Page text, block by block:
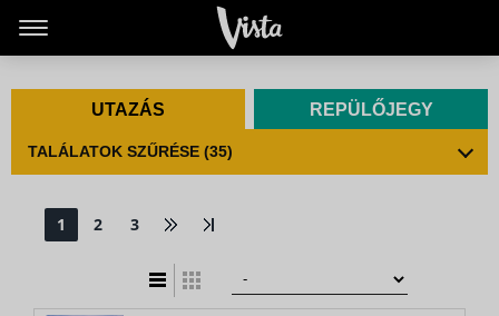
UTAZÁS REPÜLŐJEGY
TALÁLATOK SZŰRÉSE (35)
1 2 3